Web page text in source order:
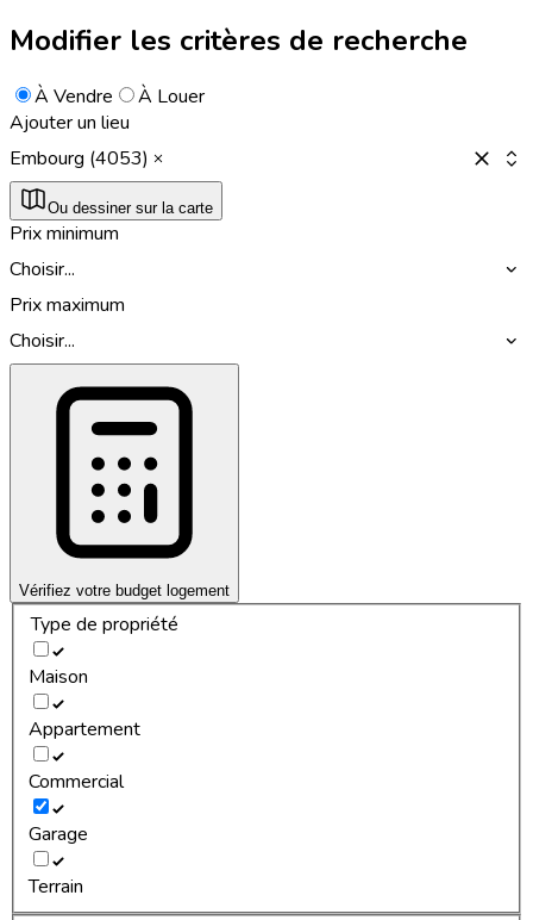
Modifier les critères de recherche
À Vendre
À Louer
Ajouter un lieu
Embourg (4053)
Ou dessiner sur la carte
Prix minimum
Choisir...
Prix maximum
Choisir...
Vérifiez votre budget logement
Type de propriété
Maison
Appartement
Commercial
Garage
Terrain